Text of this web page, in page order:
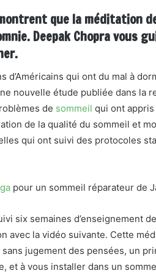
que la méditation
Deepak Chopra vous
d’Américains qui ont du mal à
nouvelle étude publiée dans la
de sommeil qui ont
de la qualité du sommeil et
qui ont suivi des protocoles
pour un sommeil réparateur de
six semaines d’enseignement
avec la vidéo suivante. Cette
jugement des pensées, un
et à vous installer dans un